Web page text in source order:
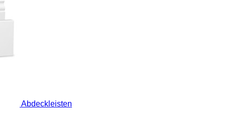
Abdeckleisten